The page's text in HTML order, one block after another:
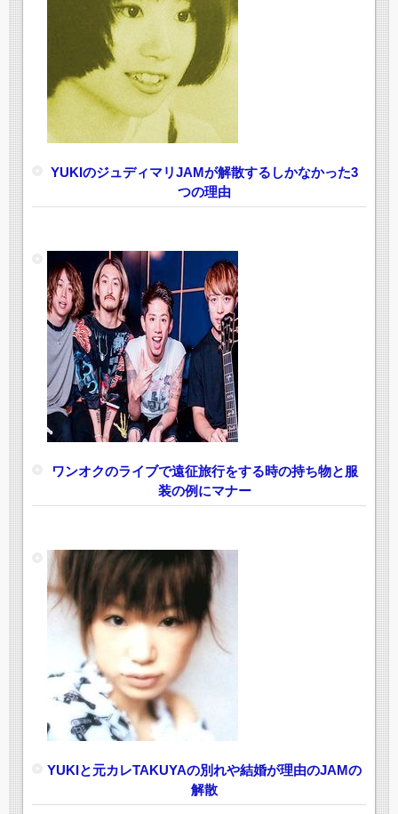
YUKIのジュディマリJAMが解散するしかなかった3
つの理由
ワンオクのライブで遠征旅行をする時の持ち物と服
装の例にマナー
YUKIと元カレTAKUYAの別れや結婚が理由のJAMの
解散